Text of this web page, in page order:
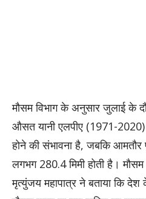
मौसम विभाग के अनुसार जुलाई के
औसत यानी एलपीए (1971-
होने की संभावना है, जबकि आमतौर
लगभग 280.4 मिमी होती है। मौसम
मृत्युंजय महापात्र ने बताया कि